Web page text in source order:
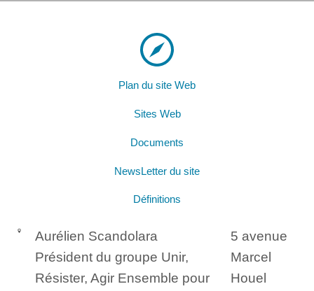
Plan du site Web
Sites Web
Documents
NewsLetter du site
Définitions
Aurélien Scandolara
Président du groupe Unir,
Résister, Agir Ensemble pour
5 avenue
Marcel
Houel